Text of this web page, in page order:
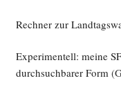
Rechner zur
Experimentell: meine
durchsuchbarer Form